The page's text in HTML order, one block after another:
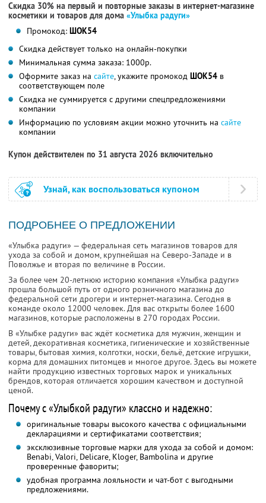
Скидка 30% на первый и повторные заказы в интернет-магазине
косметики и товаров для дома «Улыбка радуги»
Промокод: ШОК54
Скидка действует только на онлайн-покупки
Минимальная сумма заказа: 1000р.
Оформите заказ на сайте, укажите промокод ШОК54 в
соответствующем поле
Скидка не суммируется с другими спецпредложениями
компании
Информацию по условиям акции можно уточнить на сайте
компании
Купон действителен по 31 августа 2026 включительно
Узнай, как воспользоваться купоном
ПОДРОБНЕЕ О ПРЕДЛОЖЕНИИ
«Улыбка радуги» — федеральная сеть магазинов товаров для
ухода за собой и домом, крупнейшая на Северо-Западе и в
Поволжье и вторая по величине в России.
За более чем 20-летнюю историю компания «Улыбка радуги»
прошла большой путь от одного розничного магазина до
федеральной сети дрогери и интернет-магазина. Сегодня в
команде около 12000 человек. Для вас открыты более 1600
магазинов, которые расположены в 270 городах России.
В «Улыбке радуги» вас ждёт косметика для мужчин, женщин и
детей, декоративная косметика, гигиенические и хозяйственные
товары, бытовая химия, колготки, носки, бельё, детские игрушки,
корма для домашних питомцев и многое другое. Здесь вы можете
найти продукцию известных торговых марок и уникальных
брендов, которая отличается хорошим качеством и доступной
ценой.
Почему с «Улыбкой радуги» классно и надежно:
оригинальные товары высокого качества с официальными
декларациями и сертификатами соответствия;
эксклюзивные торговые марки для ухода за собой и домом:
Benabi, Valori, Delicare, Kloger, Bambolina и другие
проверенные фавориты;
удобная программа лояльности и чат-бот с выгодными
предложениями.